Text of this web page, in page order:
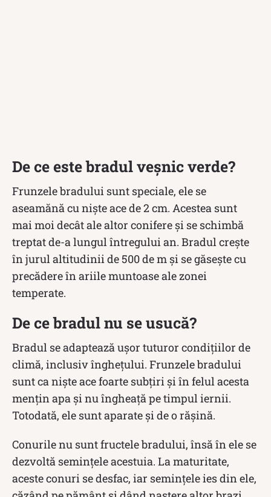
De ce este bradul veșnic verde?
Frunzele bradului sunt speciale, ele se
aseamănă cu niște ace de 2 cm. Acestea sunt
mai moi decât ale altor conifere și se schimbă
treptat de-a lungul întregului an. Bradul crește
în jurul altitudinii de 500 de m și se găsește cu
precădere în ariile muntoase ale zonei
temperate.
De ce bradul nu se usucă?
Bradul se adaptează ușor tuturor condițiilor de
climă, inclusiv înghețului. Frunzele bradului
sunt ca niște ace foarte subțiri și în felul acesta
mențin apa și nu îngheață pe timpul iernii.
Totodată, ele sunt aparate și de o rășină.
Conurile nu sunt fructele bradului, însă în ele se
dezvoltă semințele acestuia. La maturitate,
aceste conuri se desfac, iar semințele ies din ele,